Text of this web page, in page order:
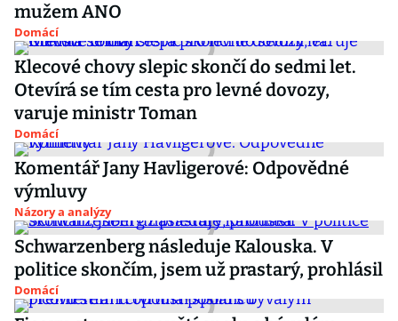
mužem ANO
Domácí
Klecové chovy slepic skončí do sedmi let.
Otevírá se tím cesta pro levné dovozy,
varuje ministr Toman
Domácí
Komentář Jany Havligerové: Odpovědné
výmluvy
Názory a analýzy
Schwarzenberg následuje Kalouska. V
politice skončím, jsem už prastarý, prohlásil
Domácí